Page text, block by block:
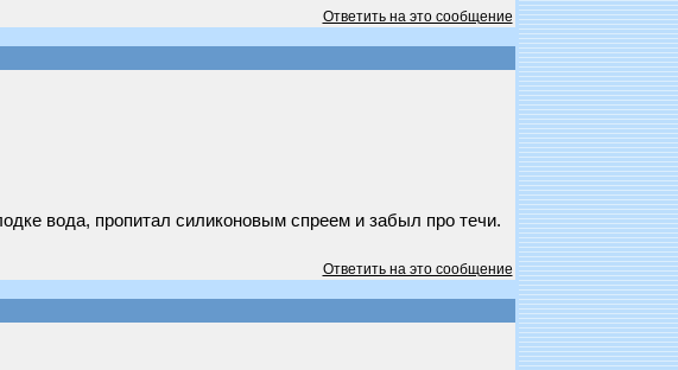
Ответить на это сообщение
вода, пропитал силиконовым спреем и забыл про течи.
Ответить на это сообщение